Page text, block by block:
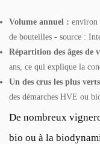
Volume annuel : environ
de bouteilles - source :
Répartition des âges de
ans, ce qui explique la
Un des crus les plus
des démarches HVE ou
De nombreux
bio ou à la